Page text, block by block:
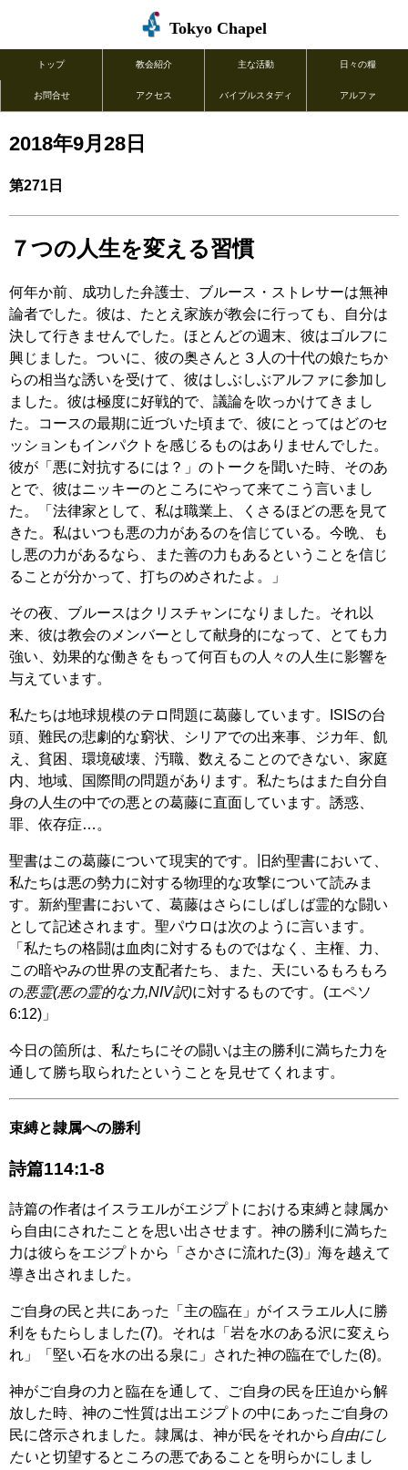
Tokyo Chapel
トップ 教会紹介 主な活動 日々の糧
お問合せ アクセス バイブルスタディ アルファ
2018年9月28日
第271日
７つの人生を変える習慣
何年か前、成功した弁護士、ブルース・ストレサーは無神
論者でした。彼は、たとえ家族が教会に行っても、自分は
決して行きませんでした。ほとんどの週末、彼はゴルフに
興じました。ついに、彼の奥さんと３人の十代の娘たちか
らの相当な誘いを受けて、彼はしぶしぶアルファに参加し
ました。彼は極度に好戦的で、議論を吹っかけてきまし
た。コースの最期に近づいた頃まで、彼にとってはどのセ
ッションもインパクトを感じるものはありませんでした。
彼が「悪に対抗するには？」のトークを聞いた時、そのあ
とで、彼はニッキーのところにやって来てこう言いまし
た。「法律家として、私は職業上、くさるほどの悪を見て
きた。私はいつも悪の力があるのを信じている。今晩、も
し悪の力があるなら、また善の力もあるということを信じ
ることが分かって、打ちのめされたよ。」
その夜、ブルースはクリスチャンになりました。それ以
来、彼は教会のメンバーとして献身的になって、とても力
強い、効果的な働きをもって何百もの人々の人生に影響を
与えています。
私たちは地球規模のテロ問題に葛藤しています。ISISの台
頭、難民の悲劇的な窮状、シリアでの出来事、ジカ年、飢
え、貧困、環境破壊、汚職、数えることのできない、家庭
内、地域、国際間の問題があります。私たちはまた自分自
身の人生の中での悪との葛藤に直面しています。誘惑、
罪、依存症…。
聖書はこの葛藤について現実的です。旧約聖書において、
私たちは悪の勢力に対する物理的な攻撃について読みま
す。新約聖書において、葛藤はさらにしばしば霊的な闘い
として記述されます。聖パウロは次のように言います。
「私たちの格闘は血肉に対するものではなく、主権、力、
この暗やみの世界の支配者たち、また、天にいるもろもろ
の悪霊(悪の霊的な力,NIV訳)に対するものです。(エペソ
6:12)」
今日の箇所は、私たちにその闘いは主の勝利に満ちた力を
通して勝ち取られたということを見せてくれます。
束縛と隷属への勝利
詩篇114:1-8
詩篇の作者はイスラエルがエジプトにおける束縛と隷属か
ら自由にされたことを思い出させます。神の勝利に満ちた
力は彼らをエジプトから「さかさに流れた(3)」海を越えて
導き出されました。
ご自身の民と共にあった「主の臨在」がイスラエル人に勝
利をもたらしました(7)。それは「岩を水のある沢に変えら
れ」「堅い石を水の出る泉に」された神の臨在でした(8)。
神がご自身の力と臨在を通して、ご自身の民を圧迫から解
放した時、神のご性質は出エジプトの中にあったご自身の
民に啓示されました。隷属は、神が民をそれから 自由にし
たいと切望するところの悪であることを明らかにしまし